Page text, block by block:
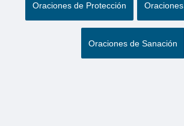
Oraciones de Protección
Oraciones de Sanación